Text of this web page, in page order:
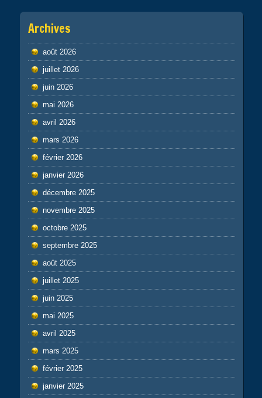
Archives
août 2026
juillet 2026
juin 2026
mai 2026
avril 2026
mars 2026
février 2026
janvier 2026
décembre 2025
novembre 2025
octobre 2025
septembre 2025
août 2025
juillet 2025
juin 2025
mai 2025
avril 2025
mars 2025
février 2025
janvier 2025